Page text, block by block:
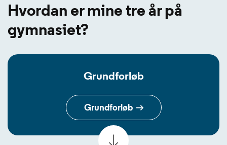
Hvordan er mine tre år på
gymnasiet?
Grundforløb
Grundforløb